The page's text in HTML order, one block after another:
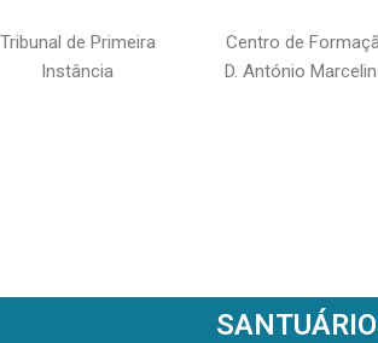
Tribunal de Primeira
Instância
Centro de
D. António